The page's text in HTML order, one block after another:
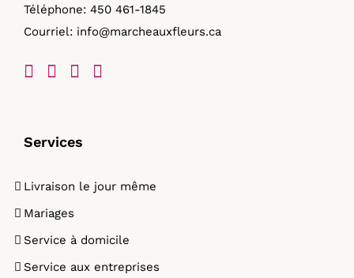
Téléphone: 450 461-1845
Courriel: info@marcheauxfleurs.ca
Services
Livraison le jour même
Mariages
Service à domicile
Service aux entreprises